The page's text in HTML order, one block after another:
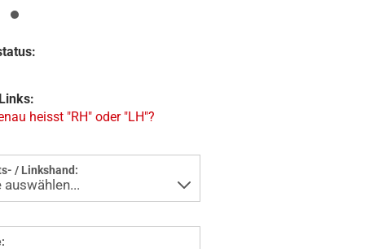
heisst "RH" oder "LH"?
/ Linkshand: